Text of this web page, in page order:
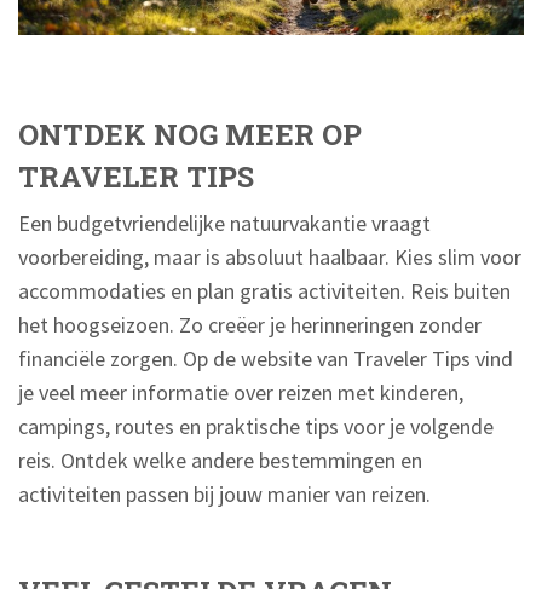
ONTDEK NOG MEER OP
TRAVELER TIPS
Een budgetvriendelijke natuurvakantie vraagt
voorbereiding, maar is absoluut haalbaar. Kies slim voor
accommodaties en plan gratis activiteiten. Reis buiten
het hoogseizoen. Zo creëer je herinneringen zonder
financiële zorgen. Op de website van Traveler Tips vind
je veel meer informatie over reizen met kinderen,
campings, routes en praktische tips voor je volgende
reis. Ontdek welke andere bestemmingen en
activiteiten passen bij jouw manier van reizen.